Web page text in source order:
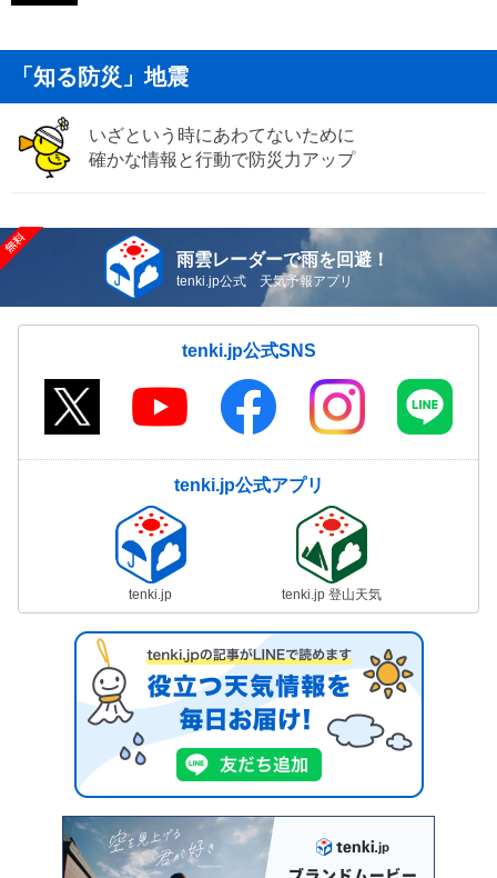
「知る防災」地震
いざという時にあわてないために
確かな情報と行動で防災力アップ
雨雲レーダーで雨を回避！
tenki.jp公式 天気予報アプリ
tenki.jp公式SNS
tenki.jp公式アプリ
tenki.jp tenki.jp 登山天気